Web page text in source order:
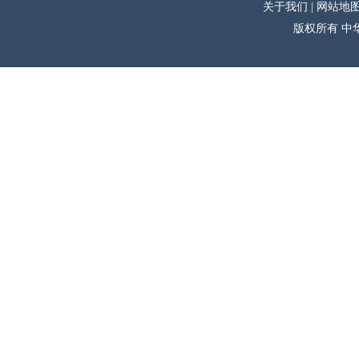
关于我们 | 网站地
版权所有 中